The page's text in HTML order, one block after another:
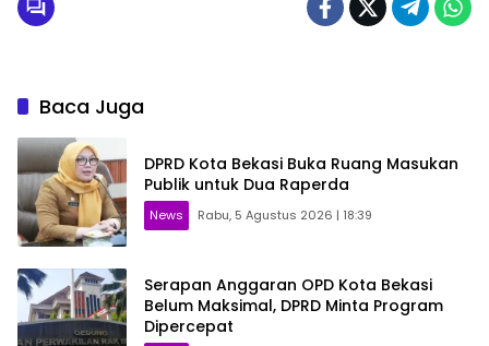
Baca Juga
DPRD Kota Bekasi Buka Ruang Masukan
Publik untuk Dua Raperda
News Rabu, 5 Agustus 2026 | 18:39
Serapan Anggaran OPD Kota Bekasi
Belum Maksimal, DPRD Minta Program
Dipercepat